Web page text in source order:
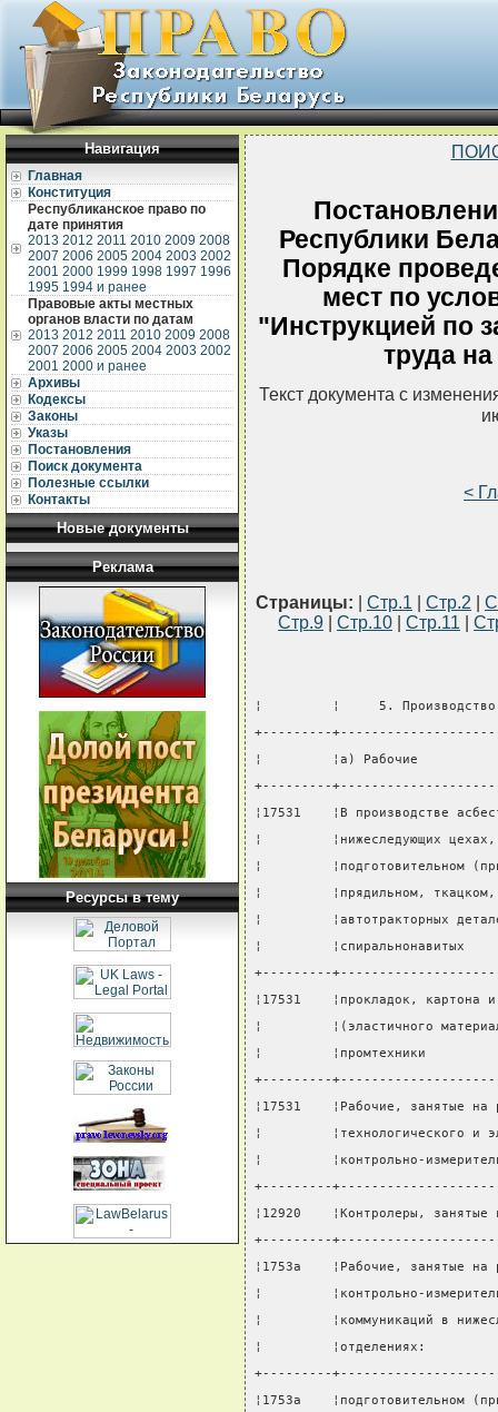
Навигация
Главная
Конституция
Республиканское право по
дате принятия
2013 2012 2011 2010 2009 2008
2007 2006 2005 2004 2003 2002
2001 2000 1999 1998 1997 1996
1995 1994 и ранее
Правовые акты местных
органов власти по датам
2013 2012 2011 2010 2009 2008
2007 2006 2005 2004 2003 2002
2001 2000 и ранее
Архивы
Кодексы
Законы
Указы
Постановления
Поиск документа
Полезные ссылки
Контакты
Новые документы
Реклама
Ресурсы в тему
Республики
Порядке
мест по
"Инструкцией по
труда
Текст документа с
<
Страницы: Стр.1 Стр.2
Стр.9
Стр.10 Стр.11
¦         ¦     5. Производство
+---------
¦         ¦а) Рабочие
+---------
¦17531    ¦В производстве
¦         ¦нижеследующих
¦         ¦подготовительном
¦         ¦прядильном,
¦         ¦автотракторных
¦
+---------
¦17531    ¦прокладок, картона
¦         ¦(эластичного
¦         ¦промтехники
+---------
¦17531    ¦Рабочие, занятые на
¦         ¦технологического и
¦         ¦контрольно-
+---------
¦12920    ¦Контролеры,
+---------
¦1753а    ¦Рабочие, занятые на
¦         ¦контрольно-
¦         ¦коммуникаций в
¦         ¦отделениях:
+---------
¦1753а    ¦подготовительном